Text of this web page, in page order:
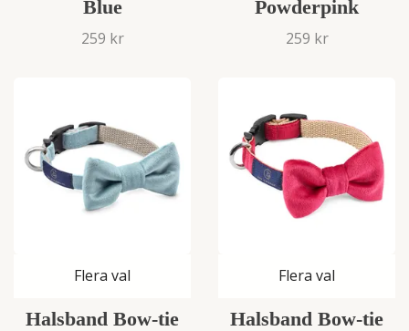
Blue
259 kr
Powderpink
259 kr
Flera val
Halsband Bow-tie
Flera val
Halsband Bow-tie